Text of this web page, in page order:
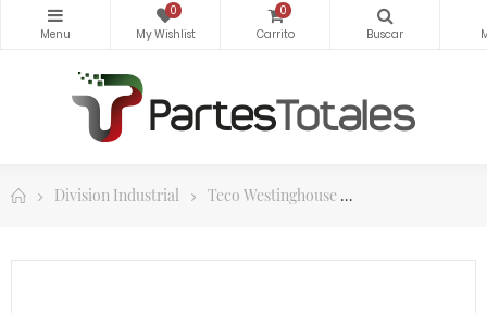
0 0
Division Industrial Teco Westinghouse